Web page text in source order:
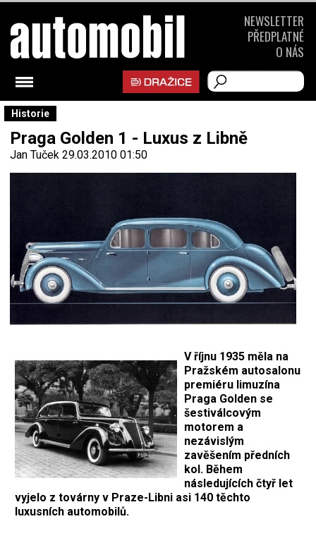
Historie
Praga Golden 1 - Luxus z Libně
Jan Tuček 29.03.2010 01:50
V říjnu 1935 měla na
Pražském autosalonu
premiéru limuzína
Praga Golden se
šestiválcovým
motorem a
nezávislým
zavěšením předních
kol. Během
následujících čtyř let
vyjelo z továrny v Praze-Libni asi 140 těchto
luxusních automobilů.
NEWSLETTER
PŘEDPLATNÉ
O NÁS